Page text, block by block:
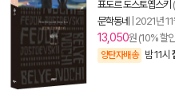
표도르 도스토옙스키
문학동네
2021년
13,050원 (10% 할
양탄자배송 밤 11시